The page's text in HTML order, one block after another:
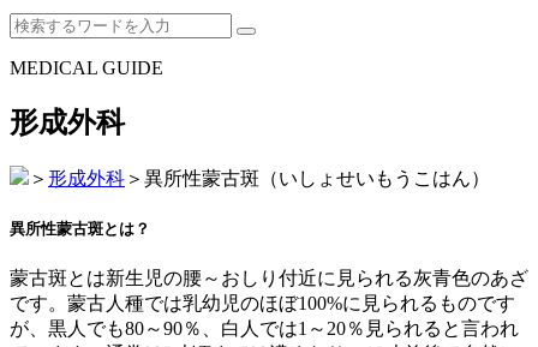
MEDICAL GUIDE
形成外科
＞ 形成外科 ＞ 異所性蒙古斑（いしょせいもうこはん）
異所性蒙古斑とは？
蒙古斑とは新生児の腰～おしり付近に見られる灰青色のあざ
です。蒙古人種では乳幼児のほぼ100%に見られるものです
が、黒人でも80～90％、白人では1～20％見られると言われ